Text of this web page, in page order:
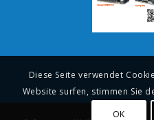
Diese Seite verwendet
Website surfen, stimmen Sie
OK